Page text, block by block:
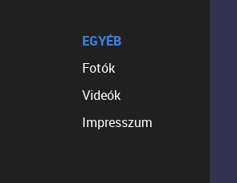
EGYÉB
Fotók
Videók
Impresszum